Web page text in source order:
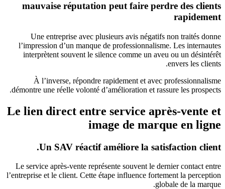
mauvaise réputation peut faire perdre des clients
rapidement
Une entreprise avec plusieurs avis négatifs non traités donne
l’impression d’un manque de professionnalisme. Les internautes
interprètent souvent le silence comme un aveu ou un désintérêt
envers les clients.
À l’inverse, répondre rapidement et avec professionnalisme
démontre une réelle volonté d’amélioration et rassure les prospects.
Le lien direct entre service après-vente et
image de marque en ligne
Un SAV réactif améliore la satisfaction client.
Le service après-vente représente souvent le dernier contact entre
l’entreprise et le client. Cette étape influence fortement la perception
globale de la marque.